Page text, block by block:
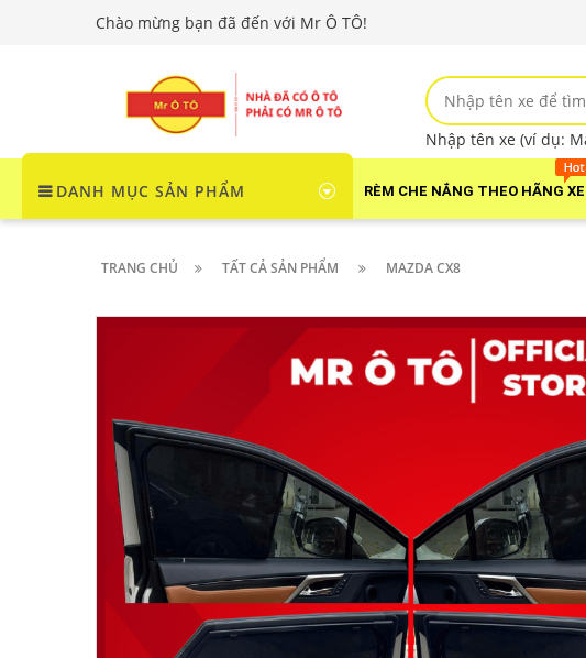
Chào mừng bạn đã đến với Mr Ô TÔ!
Nhập tên xe (ví dụ:
DANH MỤC SẢN PHẨM RÈM CHE NẮNG THEO HÃNG XE
TRANG CHỦ TẤT CẢ SẢN PHẨM MAZDA CX8